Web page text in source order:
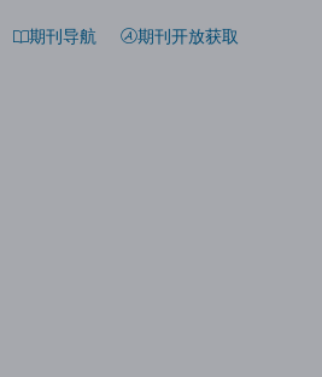
期刊导航 期刊开放获取